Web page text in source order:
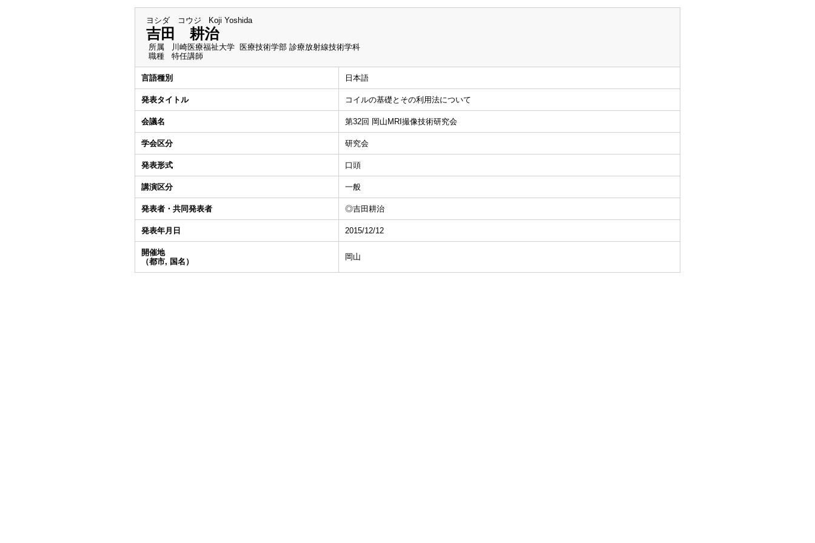
ヨシダ コウジ Koji Yoshida
吉田 耕治
所属
川崎医療福祉大学 医療技術学部 診療放射線技術学科
職種
特任講師
言語種別 日本語
発表タイトル コイルの基礎とその利用法について
会議名 第32回 岡山MRI撮像技術研究会
学会区分 研究会
発表形式 口頭
講演区分 一般
発表者・共同発表者 ◎吉田耕治
発表年月日 2015/12/12
開催地
（都市, 国名）
岡山